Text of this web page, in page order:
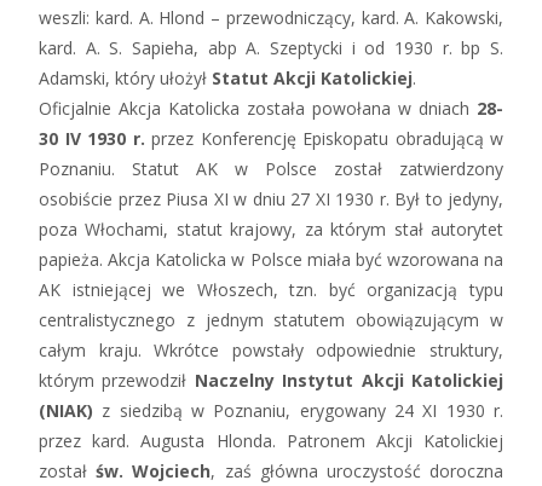
weszli: kard. A. Hlond – przewodniczący, kard. A. Kakowski,
kard. A. S. Sapieha, abp A. Szeptycki i od 1930 r. bp S.
Adamski, który ułożył Statut Akcji Katolickiej.
Oficjalnie Akcja Katolicka została powołana w dniach 28-
30 IV 1930 r. przez Konferencję Episkopatu obradującą w
Poznaniu. Statut AK w Polsce został zatwierdzony
osobiście przez Piusa XI w dniu 27 XI 1930 r. Był to jedyny,
poza Włochami, statut krajowy, za którym stał autorytet
papieża. Akcja Katolicka w Polsce miała być wzorowana na
AK istniejącej we Włoszech, tzn. być organizacją typu
centralistycznego z jednym statutem obowiązującym w
całym kraju. Wkrótce powstały odpowiednie struktury,
którym przewodził Naczelny Instytut Akcji Katolickiej
(NIAK) z siedzibą w Poznaniu, erygowany 24 XI 1930 r.
przez kard. Augusta Hlonda. Patronem Akcji Katolickiej
zostałśw. Wojciech, zaś główna uroczystość doroczna